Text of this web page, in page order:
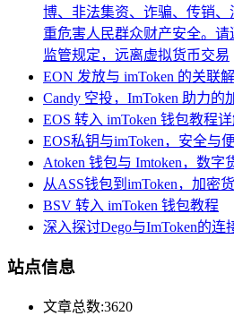
博、非法集资、诈骗、传销
重危害人民群众财产安全。
监管规定，远离虚拟货币交易
EON 发放与 imToken 的关联
Candy 空投，ImToken 助力的
EOS 转入 imToken 钱包教程
EOS私钥与imToken，安全与
Atoken 钱包与 Imtoken，数字
从ASS钱包到imToken，加密
BSV 转入 imToken 钱包教程
深入探讨Dego与ImToken的
站点信息
文章总数:3620